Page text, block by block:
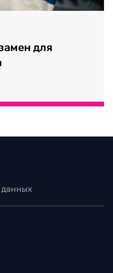
для
данных